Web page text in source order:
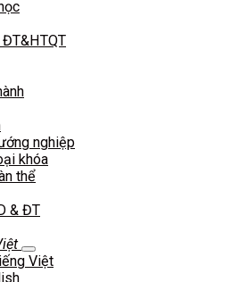
nghiệp
khóa
thể
& ĐT
Việt